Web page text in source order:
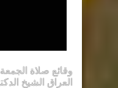
وقائع صلاة
العراق الشيخ